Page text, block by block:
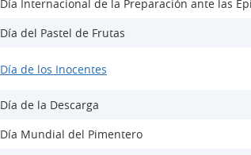
Día Internacional de la Preparación ante las
Día del Pastel de Frutas
Día de los Inocentes
Día de la Descarga
Día Mundial del Pimentero